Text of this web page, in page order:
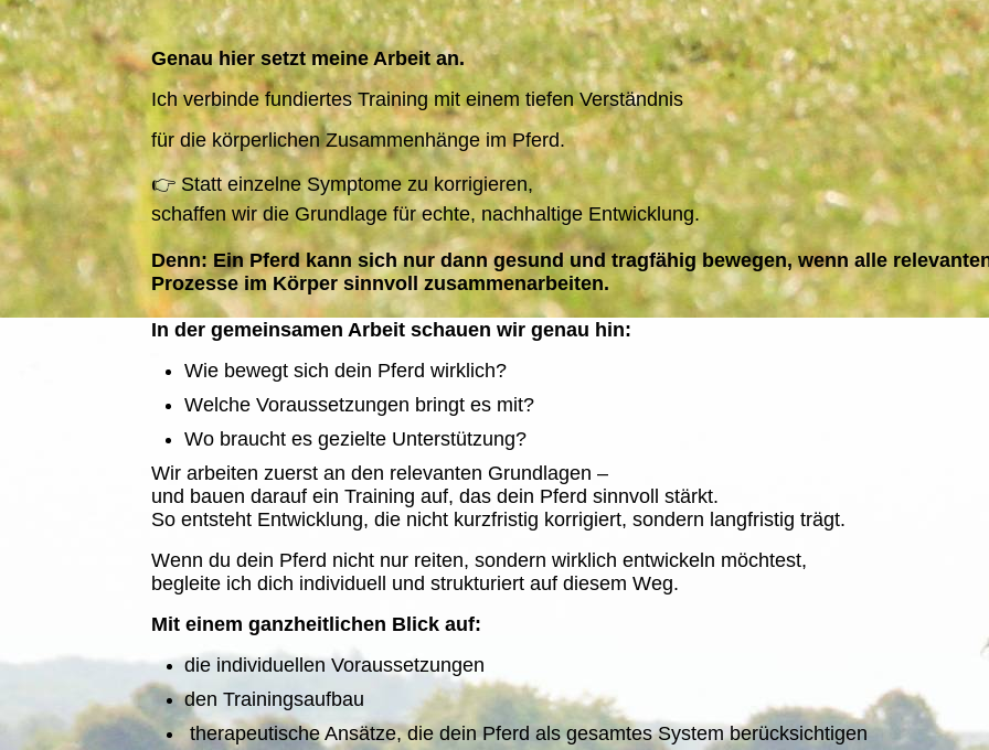
Genau hier setzt meine Arbeit an.
Ich verbinde fundiertes Training mit einem tiefen Verständnis
für die körperlichen Zusammenhänge im Pferd.
👉 Statt einzelne Symptome zu korrigieren,
schaffen wir die Grundlage für echte, nachhaltige Entwicklung.
Denn:Ein Pferd kann sich nur dann gesund und tragfähig bewegen, wenn alle
Prozesse im Körper sinnvoll zusammenarbeiten.
In der gemeinsamen Arbeit schauen wir genau hin:
Wie bewegt sich dein Pferd wirklich?
Welche Voraussetzungen bringt es mit?
Wo braucht es gezielte Unterstützung?
Wir arbeiten zuerst an den relevanten Grundlagen –
und bauen darauf ein Training auf, das dein Pferd sinnvoll stärkt.
So entsteht Entwicklung, die nicht kurzfristig korrigiert, sondern langfristig trägt.
Wenn du dein Pferd nicht nur reiten, sondern wirklich entwickeln möchtest,
begleite ich dich individuell und strukturiert auf diesem Weg.
Mit einem ganzheitlichen Blick auf:
die individuellen Voraussetzungen
den Trainingsaufbau
therapeutische Ansätze, die dein Pferd als gesamtes System berücksichtigen